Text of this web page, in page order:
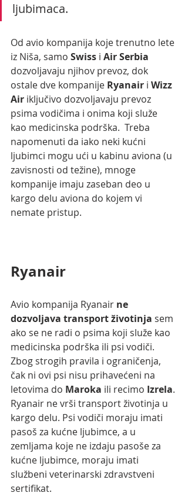
ljubimaca.
Od avio kompanija koje trenutno lete
iz Niša, samo Swiss i Air Serbia
dozvoljavaju njihov prevoz, dok
ostale dve kompanije Ryanair i Wizz
Air iključivo dozvoljavaju prevoz
psima vodičima i onima koji služe
kao medicinska podrška.  Treba
napomenuti da iako neki kućni
ljubimci mogu ući u kabinu aviona (u
zavisnosti od težine), mnoge
kompanije imaju zaseban deo u
kargo delu aviona do kojem vi
nemate pristup.
Ryanair
Avio kompanija Ryanair ne
dozvoljava transport životinja sem
ako se ne radi o psima koji služe kao
medicinska podrška ili psi vodiči.
Zbog strogih pravila i ograničenja,
čak ni ovi psi nisu prihavećeni na
letovima do Maroka ili recimo Izrela.
Ryanair ne vrši transport životinja u
kargo delu. Psi vodiči moraju imati
pasoš za kućne ljubimce, a u
zemljama koje ne izdaju pasoše za
kućne ljubimce, moraju imati
službeni veterinarski zdravstveni
sertifikat.